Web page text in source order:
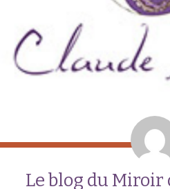
Le blog du Miroir